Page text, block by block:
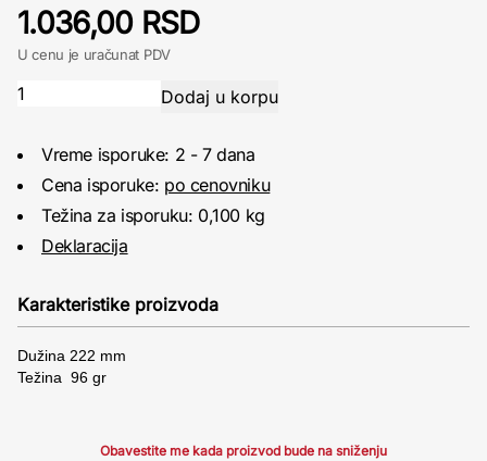
1.036,00 RSD
U cenu je uračunat PDV
Vreme isporuke: 2 - 7 dana
Cena isporuke: po cenovniku
Težina za isporuku: 0,100 kg
Deklaracija
Karakteristike proizvoda
Dužina 222 mm
Težina 96 gr
Obavestite me kada proizvod bude na sniženju